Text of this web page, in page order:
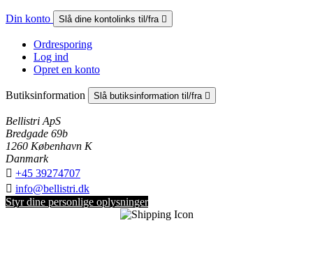
Din konto Slå dine kontolinks til/fra 
Ordresporing
Log ind
Opret en konto
Butiksinformation Slå butiksinformation til/fra 
Bellistri ApS
Bredgade 69b
1260 København K
Danmark
 +45 39274707
 info@bellistri.dk
Styr dine personlige oplysninger